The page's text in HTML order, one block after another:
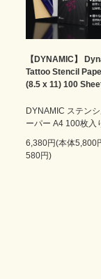
【DYNAMIC】
Tattoo Stencil
(8.5 x 11) 100
DYNAMIC ステン
ーパー A4 100枚入
6,380円(本体5,800
580円)